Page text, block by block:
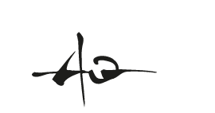
Invesco
Urseler Straße